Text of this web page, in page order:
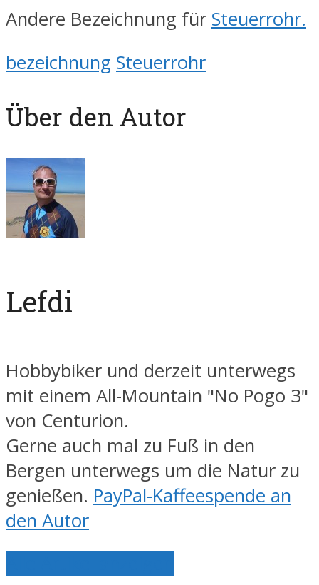
Andere Bezeichnung für Steuerrohr.
bezeichnung Steuerrohr
Über den Autor
Lefdi
Hobbybiker und derzeit unterwegs
mit einem All-Mountain "No Pogo 3"
von Centurion.
Gerne auch mal zu Fuß in den
Bergen unterwegs um die Natur zu
genießen. PayPal-Kaffeespende an
den Autor